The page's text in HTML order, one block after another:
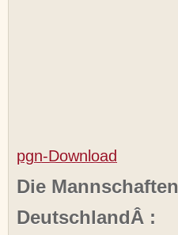
pgn-Download
Die Mannschaften
DeutschlandÂ :